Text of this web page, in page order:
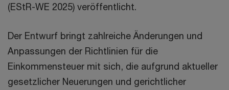
(EStR-WE 2025) veröffentlicht.
Der Entwurf bringt zahlreiche Änderungen und
Anpassungen der Richtlinien für die
Einkommensteuer mit sich, die aufgrund aktueller
gesetzlicher Neuerungen und gerichtlicher